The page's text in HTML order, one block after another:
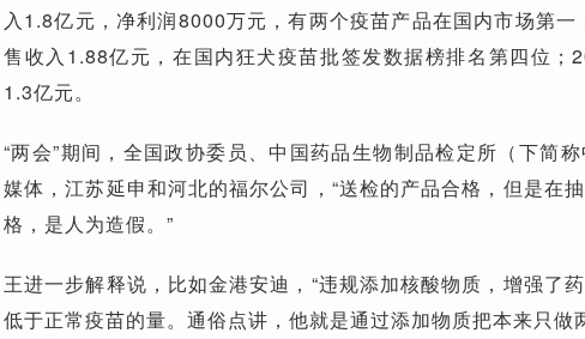
入1.8亿元，净利润8000万元，有两个疫苗产品在国内市场第
售收入1.88亿元，在国内狂犬疫苗批签发数据榜排名第四位；
1.3亿元。
“两会”期间，全国政协委员、中国药品生物制品检定所（下简
媒体，江苏延申和河北的福尔公司，“送检的产品合格，但是在
格，是人为造假。”
王进一步解释说，比如金港安迪，“违规添加核酸物质，增强了
低于正常疫苗的量。通俗点讲，他就是通过添加物质把本来只做